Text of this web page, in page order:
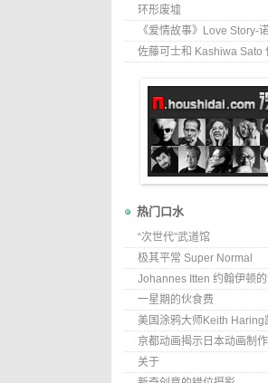
环形废墟
《爱情故事》Love Story-
佐藤可士和 Kashiwa Sato
热门口水
“次世代”武道馆
极其平常 Super Normal
Johannes Itten 约翰伊顿
一星期的伙食费
美国涂鸦大师Keith Haring
京都动画揭示日本动画制
关于